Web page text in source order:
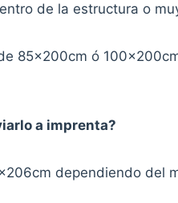
de la estructura o
85x200cm ó
a imprenta?
dependiendo del